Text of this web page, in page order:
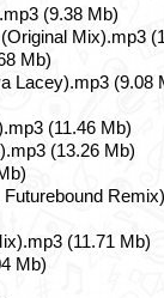
(9.38 Mb)
Mix).mp3
Mb)
Lacey).mp3 (9.08
(11.46 Mb)
(13.26 Mb)
(11.71 Mb)
Mb)